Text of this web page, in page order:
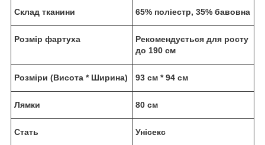
Склад тканини 65% поліестр, 35% бавовна
Розмір фартуха
Рекомендується для росту
до 190 см
Розміри (Висота * Ширина) 93 см * 94 см
Лямки 80 см
Стать Унісекс